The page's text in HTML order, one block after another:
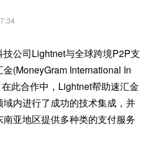
公司Lightnet与全球跨境P2P支
(MoneyGram International In
此合作中，Lightnet帮助速汇金
内进行了成功的技术集成，并
亚地区提供多种类的支付服务